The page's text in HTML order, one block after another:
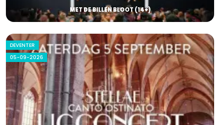
MET DE BILLEN BLOOT (14+)
DEVENTER
05-09-2026